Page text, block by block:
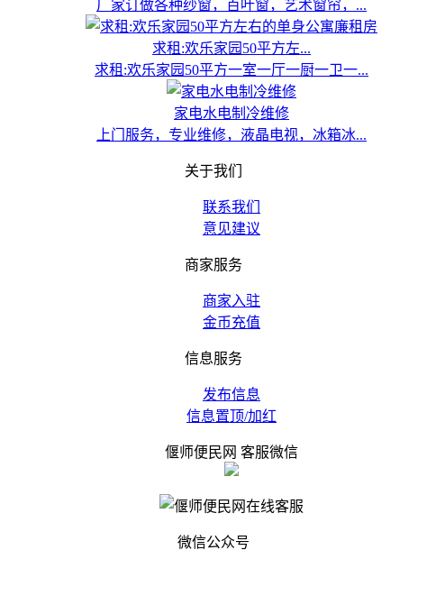
厂家订做各种纱窗，百叶窗，艺术窗帘，...
求租:欢乐家园50平方左...
求租:欢乐家园50平方一室一厅一厨一卫一...
家电水电制冷维修
上门服务，专业维修，液晶电视，冰箱冰...
关于我们
联系我们
意见建议
商家服务
商家入驻
金币充值
信息服务
发布信息
信息置顶/加红
偃师便民网 客服微信
微信公众号